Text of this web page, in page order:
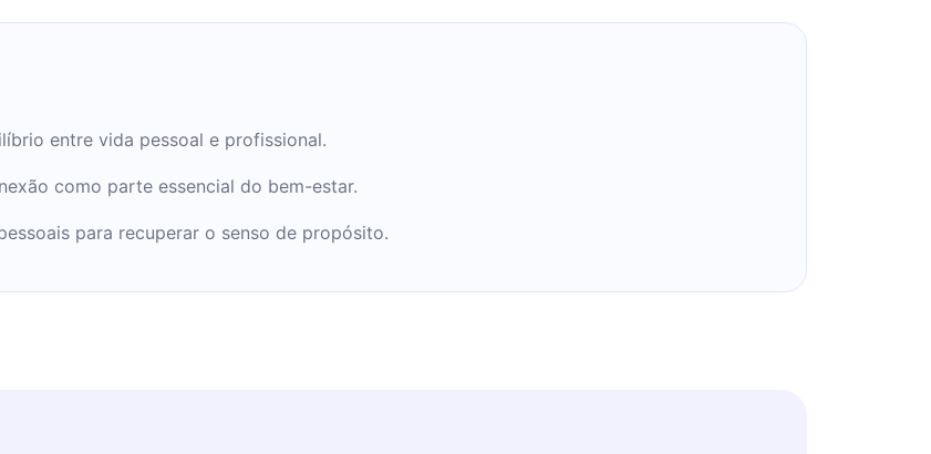
entre vida pessoal e profissional.
como parte essencial do bem-estar.
para recuperar o senso de propósito.